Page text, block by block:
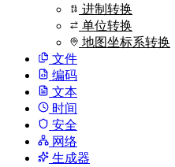
进制转换
单位转换
地图坐标系转换
文件
编码
文本
时间
安全
网络
生成器